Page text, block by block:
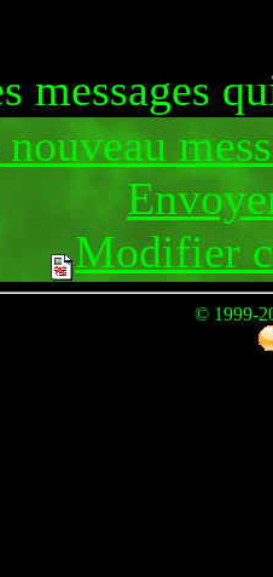
messages
Modifier
© 1999-